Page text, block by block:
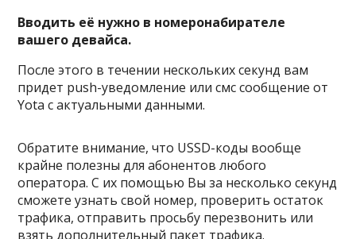
Вводить её нужно в номеронабирателе
вашего девайса.
После этого в течении нескольких секунд вам
придет push-уведомление или смс сообщение от
Yota с актуальными данными.
Обратите внимание, что USSD-коды вообще
крайне полезны для абонентов любого
оператора. С их помощью Вы за несколько секунд
сможетеузнать свой номер, проверить остаток
трафика,отправить просьбу перезвонить или
взять дополнительный пакет трафика.